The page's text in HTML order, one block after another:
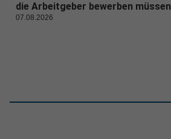
die Arbeitgeber bewerben müssen
07.08.2026